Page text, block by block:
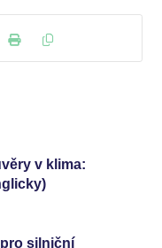
v klima:
silniční